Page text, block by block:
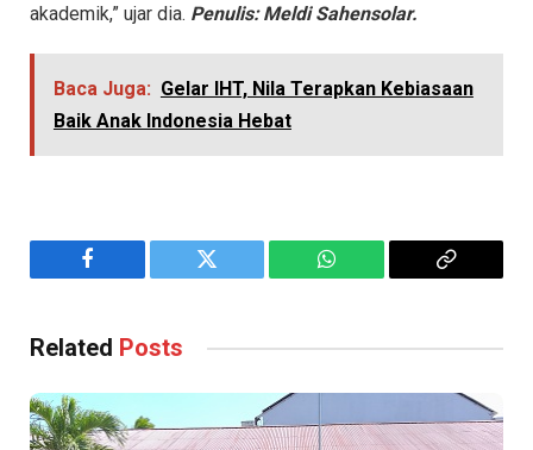
akademik,” ujar dia. Penulis: Meldi Sahensolar.
Baca Juga: Gelar IHT, Nila Terapkan Kebiasaan
Baik Anak Indonesia Hebat
Facebook Twitter WhatsApp
Copy
Related Posts